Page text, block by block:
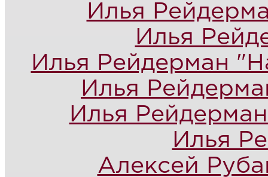
Илья
Илья
Илья Рейдерман
Илья
Илья
Илья
Алексей